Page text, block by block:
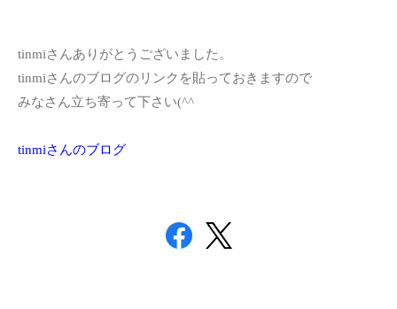
tinmiさんありがとうございました。
tinmiさんのブログのリンクを貼っておきますので
みなさん立ち寄って下さい(^^ゞ
tinmiさんのブログ